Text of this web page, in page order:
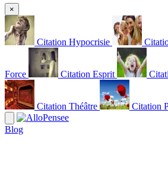
×
Citation Hypocrisie
Force Citation Esprit
Citation Théâtre Citation
Blog